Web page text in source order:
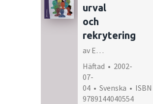
urval
och
rekrytering
av Edith Kahlke
Häftad • 2002-
07-
04 • Svenska • ISBN
9789144040554